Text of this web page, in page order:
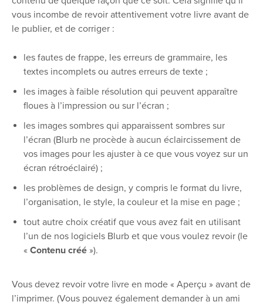
vous incombe de revoir attentivement votre livre avant de
le publier, et de corriger :
les fautes de frappe, les erreurs de grammaire, les
textes incomplets ou autres erreurs de texte ;
les images à faible résolution qui peuvent apparaître
floues à l’impression ou sur l’écran ;
les images sombres qui apparaissent sombres sur
l’écran (Blurb ne procède à aucun éclaircissement de
vos images pour les ajuster à ce que vous voyez sur un
écran rétroéclairé) ;
les problèmes de design, y compris le format du livre,
l’organisation, le style, la couleur et la mise en page ;
tout autre choix créatif que vous avez fait en utilisant
l’un de nos logiciels Blurb et que vous voulez revoir (le
« Contenu créé »).
Vous devez revoir votre livre en mode « Aperçu » avant de
l’imprimer. (Vous pouvez également demander à un ami